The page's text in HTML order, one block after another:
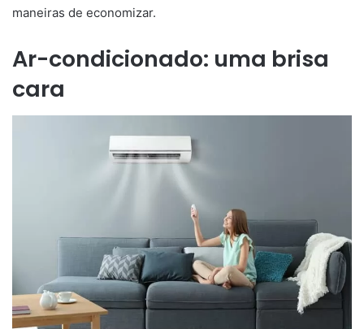
maneiras de economizar.
Ar-condicionado: uma brisa
cara